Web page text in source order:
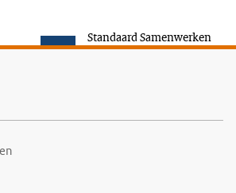
Standaard Samenwerken